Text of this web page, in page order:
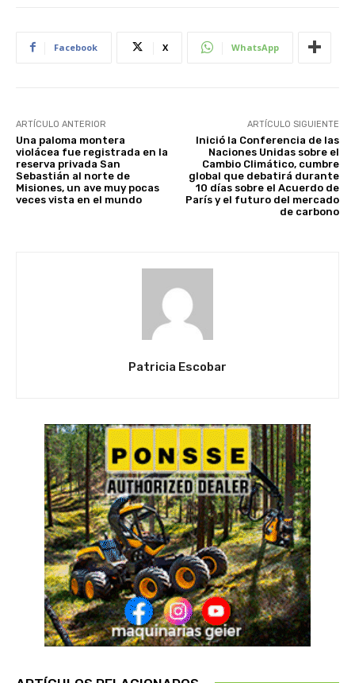
Facebook X WhatsApp
ARTÍCULO ANTERIOR
Una paloma montera
violácea fue registrada en la
reserva privada San
Sebastián al norte de
Misiones, un ave muy pocas
veces vista en el mundo
ARTÍCULO SIGUIENTE
Inició la Conferencia de las
Naciones Unidas sobre el
Cambio Climático, cumbre
global que debatirá durante
10 días sobre el Acuerdo de
París y el futuro del mercado
de carbono
Patricia Escobar